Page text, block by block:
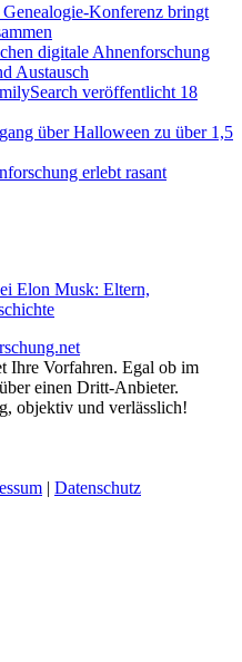
Konferenz bringt
digitale Ahnenforschung
Austausch
veröffentlicht 18
über Halloween zu über 1,5
erlebt rasant
Elon Musk: Eltern,
Ihre Vorfahren. Egal ob im
einen Dritt-Anbieter.
objektiv und verlässlich!
| Datenschutz